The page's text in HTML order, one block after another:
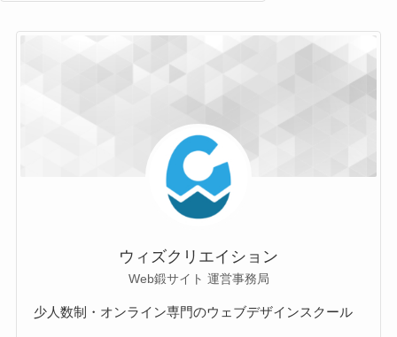
ウィズクリエイション
Web鍛サイト 運営事務局
少人数制・オンライン専門のウェブデザインスクール